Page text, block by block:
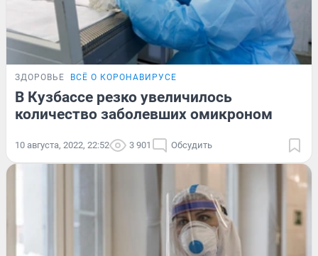
ЗДОРОВЬЕ ВСЁ О КОРОНАВИРУСЕ
В Кузбассе резко увеличилось
количество заболевших омикроном
10 августа, 2022, 22:52 3 901 Обсудить